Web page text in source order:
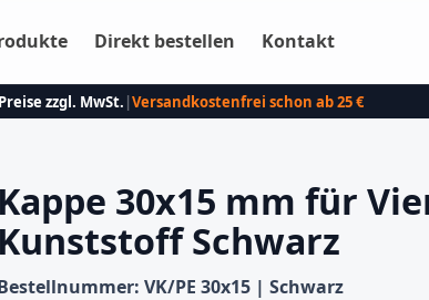
Direkt bestellen Kontakt
Preise zzgl. MwSt. |Versandkostenfrei schon ab 25 €
Kappe 30x15 mm für
Kunststoff Schwarz
VK/PE 30x15 | Schwarz